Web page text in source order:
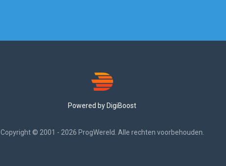
Powered by DigiBoost
Copyright © 2001 - 2026 ProgWereld. Alle rechten voorbehouden.